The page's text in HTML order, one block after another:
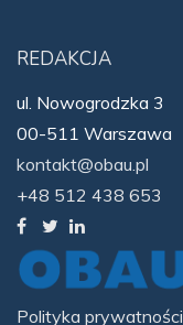
REDAKCJA
ul. Nowogrodzka 3
00-511 Warszawa
kontakt@obau.pl
+48 512 438 653
Polityka prywatności